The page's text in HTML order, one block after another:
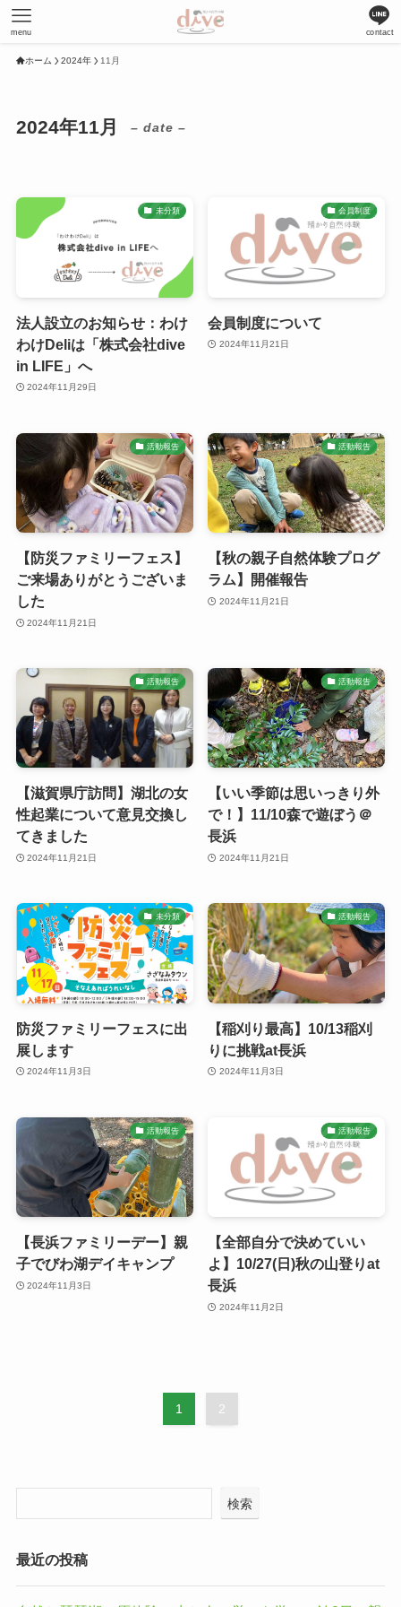
contact
menu
ホーム 2024年 11月
2024年11月 – date –
未分類
法人設立のお知らせ：わけ
わけDeliは「株式会社dive
in LIFE」へ
2024年11月29日
会員制度
会員制度について
2024年11月21日
活動報告
【防災ファミリーフェス】
ご来場ありがとうございま
した
2024年11月21日
活動報告
【秋の親子自然体験プログ
ラム】開催報告
2024年11月21日
活動報告
【滋賀県庁訪問】湖北の女
性起業について意見交換し
てきました
2024年11月21日
活動報告
【いい季節は思いっきり外
で！】11/10森で遊ぼう＠
長浜
2024年11月21日
未分類
防災ファミリーフェスに出
展します
2024年11月3日
活動報告
【稲刈り最高】10/13稲刈
りに挑戦at長浜
2024年11月3日
活動報告
【長浜ファミリーデー】親
子でびわ湖デイキャンプ
2024年11月3日
活動報告
【全部自分で決めていい
よ】10/27(日)秋の山登りat
長浜
2024年11月2日
1 2
検索
最近の投稿